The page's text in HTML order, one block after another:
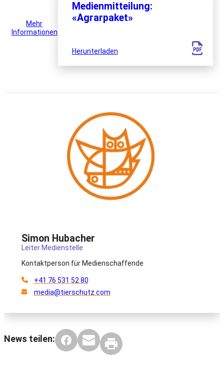
Mehr
Informationen
Medienmitteilung:
«Agrarpaket»
Herunterladen
Simon Hubacher
Leiter Medienstelle
Kontaktperson für Medienschaffende
+41 76 531 52 80
media@tierschutz.com
News teilen: